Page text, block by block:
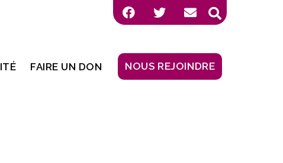
FAIRE UN DON NOUS REJOINDRE